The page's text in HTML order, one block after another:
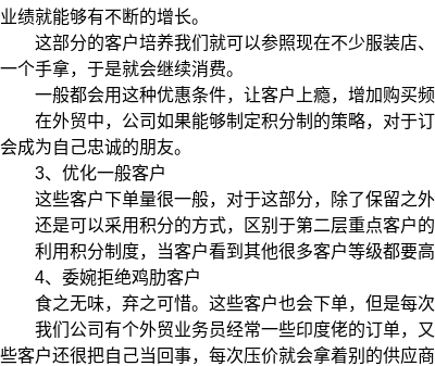
业绩就能够有不断的增长。
这部分的客户培养我们就可以参照现在不少服装店、
一个手拿，于是就会继续消费。
一般都会用这种优惠条件，让客户上瘾，增加购买频
在外贸中，公司如果能够制定积分制的策略，对于订
会成为自己忠诚的朋友。
3、优化一般客户
这些客户下单量很一般，对于这部分，除了保留之外
还是可以采用积分的方式，区别于第二层重点客户的
利用积分制度，当客户看到其他很多客户等级都要高
4、委婉拒绝鸡肋客户
食之无味，弃之可惜。这些客户也会下单，但是每次
我们公司有个外贸业务员经常一些印度佬的订单，又
些客户还很把自己当回事，每次压价就会拿着别的供应